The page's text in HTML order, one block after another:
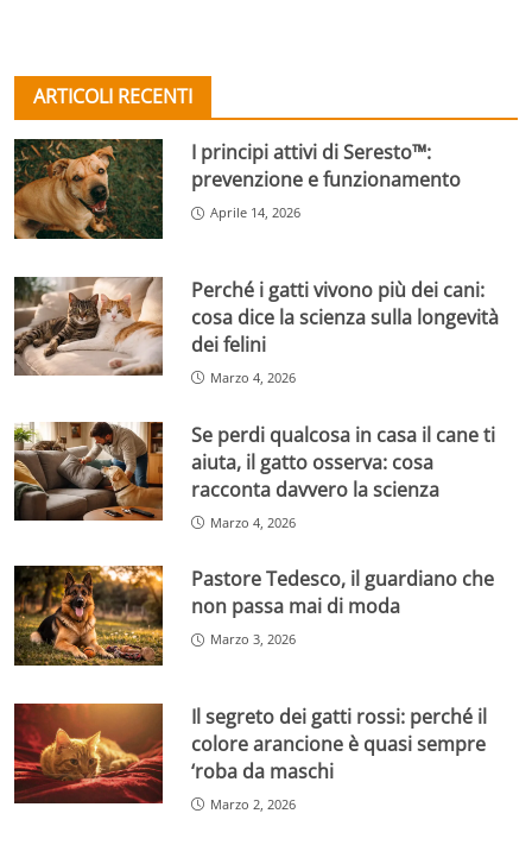
ARTICOLI RECENTI
I principi attivi di Seresto™:
prevenzione e funzionamento
Aprile 14, 2026
Perché i gatti vivono più dei cani:
cosa dice la scienza sulla longevità
dei felini
Marzo 4, 2026
Se perdi qualcosa in casa il cane ti
aiuta, il gatto osserva: cosa
racconta davvero la scienza
Marzo 4, 2026
Pastore Tedesco, il guardiano che
non passa mai di moda
Marzo 3, 2026
Il segreto dei gatti rossi: perché il
colore arancione è quasi sempre
‘roba da maschi
Marzo 2, 2026